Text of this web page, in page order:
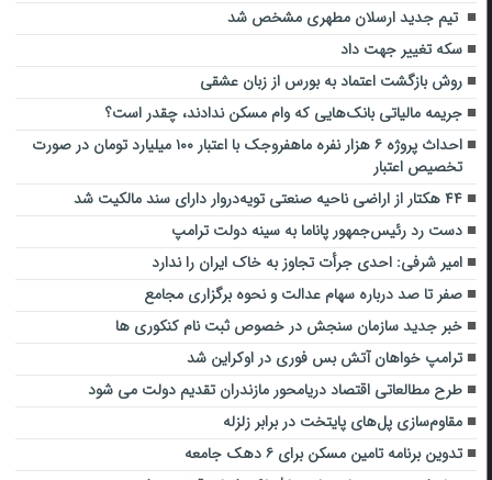
تیم جدید ارسلان مطهری مشخص شد
سکه تغییر جهت داد
روش بازگشت اعتماد به بورس از زبان عشقی
جریمه مالیاتی بانک‌هایی که وام مسکن ندادند، چقدر است؟
احداث پروژه ۶ هزار نفره ماهفروجک با اعتبار ۱۰۰ میلیارد تومان در صورت
تخصیص اعتبار
۴۴ هکتار از اراضی ناحیه صنعتی تویه‌دروار دارای سند مالکیت شد
دست رد رئیس‌جمهور پاناما به سینه دولت ترامپ
امیر شرفی: احدی جرأت تجاوز به خاک ایران را ندارد
صفر تا صد درباره سهام عدالت و نحوه برگزاری مجامع
خبر جدید سازمان سنجش در خصوص ثبت نام کنکوری ها
ترامپ خواهان آتش بس فوری در اوکراین شد
طرح مطالعاتی اقتصاد دریامحور مازندران تقدیم دولت می شود
مقاوم‌سازی پل‌های پایتخت در برابر زلزله
تدوین برنامه تامین مسکن برای ۶ دهک جامعه